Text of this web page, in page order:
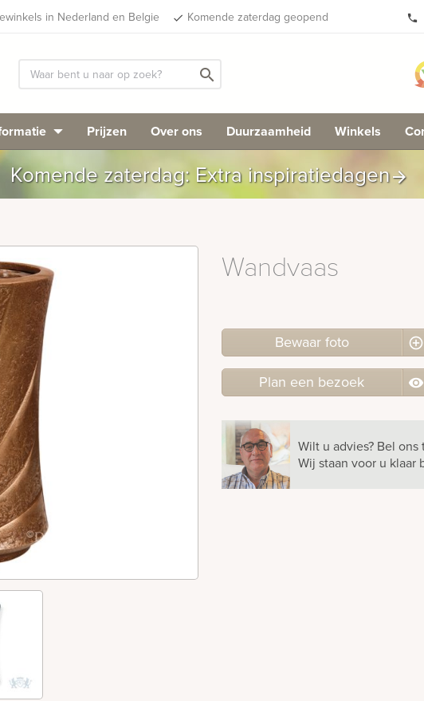
in Nederland en Belgie done Komende zaterdag geopend phone
search
Prijzen Over ons Duurzaamheid Winkels
Komende zaterdag: Extra inspiratiedagenarrow_forward
Wandvaas
Bewaar foto
Plan een bezoek
Wilt u advies? Bel ons
Wij staan voor u klaar